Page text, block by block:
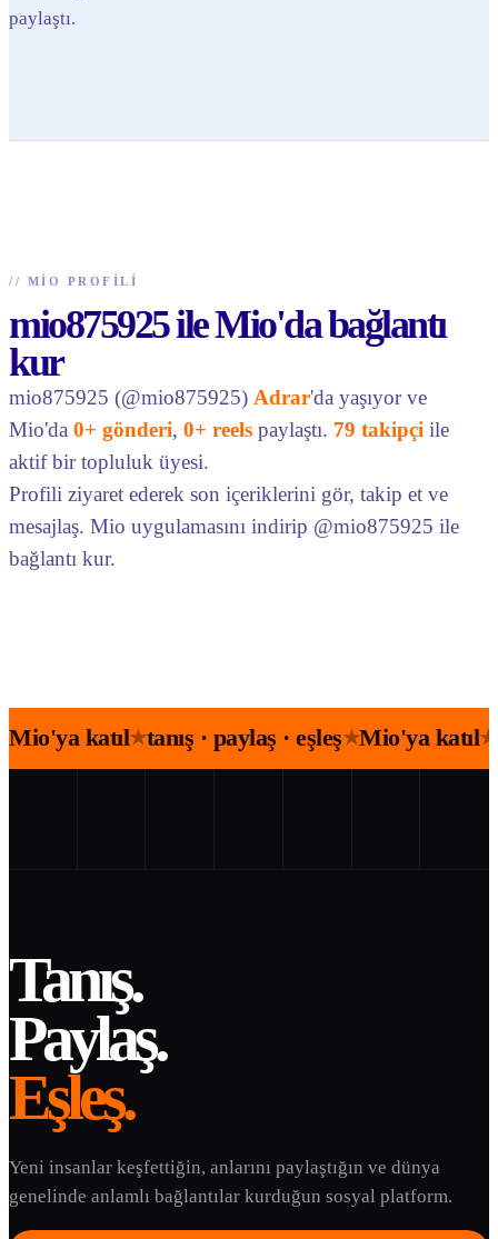
paylaştı.
// MIO PROFILI
mio875925 ile Mio'da bağlantı
kur
mio875925 (@mio875925) Adrar'da yaşıyor ve
Mio'da 0+ gönderi, 0+ reels paylaştı. 79 takipçi ile
aktif bir topluluk üyesi.
Profili ziyaret ederek son içeriklerini gör, takip et ve
mesajlaş. Mio uygulamasını indirip @mio875925 ile
bağlantı kur.
Mio'ya katıl★tanış · paylaş · eşleş★Mio'ya katıl★
Tanış.
Paylaş.
Eşleş.
Yeni insanlar keşfettiğin, anlarını paylaştığın ve dünya
genelinde anlamlı bağlantılar kurduğun sosyal platform.